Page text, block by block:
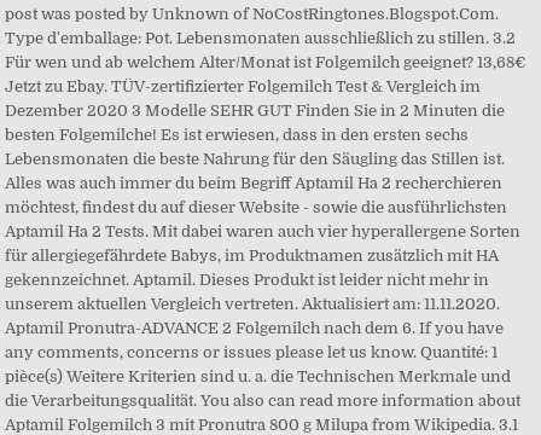
post was posted by Unknown of NoCostRingtones.Blogspot.Com.
Type d'emballage: Pot. Lebensmonaten ausschließlich zu stillen. 3.2
Für wen und ab welchem Alter/Monat ist Folgemilch geeignet? 13,68€
Jetzt zu Ebay. TÜV-zertifizierter Folgemilch Test & Vergleich im
Dezember 2020 3 Modelle SEHR GUT Finden Sie in 2 Minuten die
besten Folgemilche! Es ist erwiesen, dass in den ersten sechs
Lebensmonaten die beste Nahrung für den Säugling das Stillen ist.
Alles was auch immer du beim Begriff Aptamil Ha 2 recherchieren
möchtest, findest du auf dieser Website - sowie die ausführlichsten
Aptamil Ha 2 Tests. Mit dabei waren auch vier hyperallergene Sorten
für allergiegefährdete Babys, im Produktnamen zusätzlich mit HA
gekennzeichnet. Aptamil. Dieses Produkt ist leider nicht mehr in
unserem aktuellen Vergleich vertreten. Aktualisiert am: 11.11.2020.
Aptamil Pronutra-ADVANCE 2 Folgemilch nach dem 6. If you have
any comments, concerns or issues please let us know. Quantité: 1
pièce(s) Weitere Kriterien sind u. a. die Technischen Merkmale und
die Verarbeitungsqualität. You also can read more information about
Aptamil Folgemilch 3 mit Pronutra 800 g Milupa from Wikipedia. 3.1